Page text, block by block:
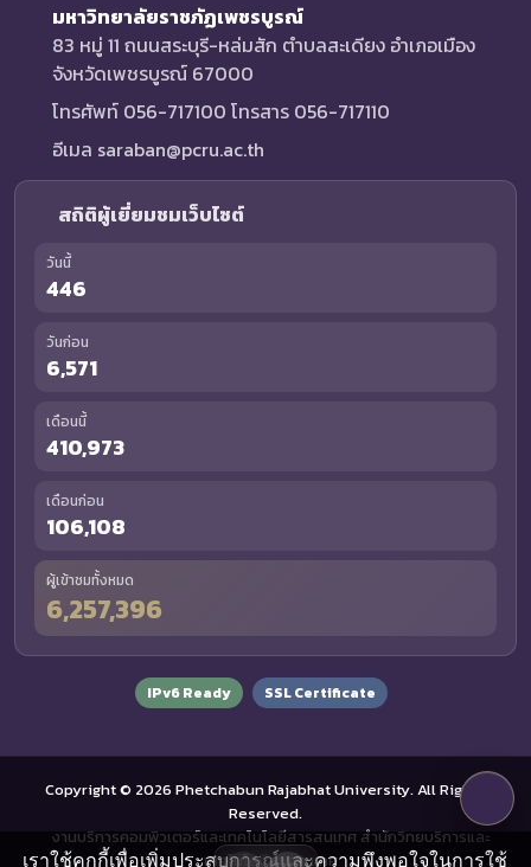
มหาวิทยาลัยราชภัฏเพชรบูรณ์
83 หมู่ 11 ถนนสระบุรี-หล่มสัก ตำบลสะเดียง อำเภอเมือง
จังหวัดเพชรบูรณ์ 67000
โทรศัพท์ 056-717100 โทรสาร 056-717110
อีเมล saraban@pcru.ac.th
สถิติผู้เยี่ยมชมเว็บไซต์
วันนี้
446
วันก่อน
6,571
เดือนนี้
410,973
เดือนก่อน
106,108
ผู้เข้าชมทั้งหมด
6,257,396
IPv6 Ready SSL Certificate
Copyright © 2026 Phetchabun Rajabhat University. All Rights
Reserved.
งานบริการคอมพิวเตอร์และเทคโนโลยีสารสนเทศ สำนักวิทยบริการและ
เทคโนโลยีสารสนเทศ
เราใช้คุกกี้เพื่อเพิ่มประสบการณ์และความพึงพอใจในการใช้